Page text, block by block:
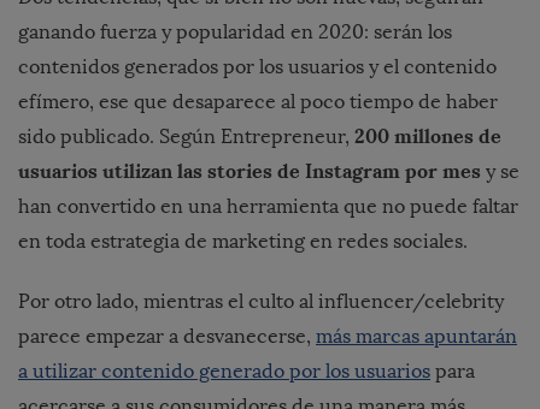
ganando fuerza y popularidad en 2020: serán los
contenidos generados por los usuarios y el contenido
efímero, ese que desaparece al poco tiempo de haber
sido publicado. Según Entrepreneur, 200 millones de
usuarios utilizan las stories de Instagram por mes y se
han convertido en una herramienta que no puede faltar
en toda estrategia de marketing en redes sociales.
Por otro lado, mientras el culto al influencer/celebrity
parece empezar a desvanecerse, más marcas apuntarán
a utilizar contenido generado por los usuarios para